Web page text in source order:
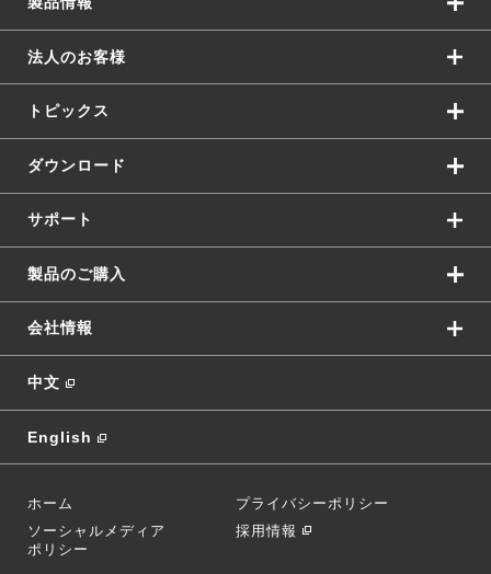
法人のお客様
トピックス
ダウンロード
サポート
製品のご購入
会社情報
中文
English
ホーム
プライバシーポリシー
ソーシャルメディア
ポリシー
採用情報